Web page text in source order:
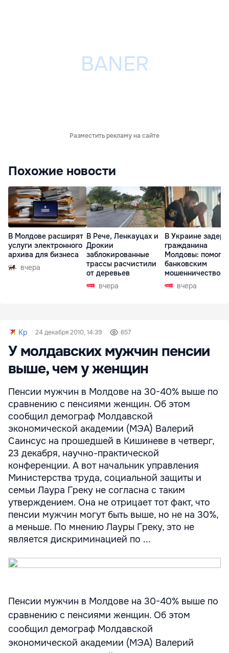
Разместить рекламу на сайте
Похожие новости
В Молдове расширят
услуги электронного
архива для бизнеса
вчера
В Рече, Ленкауцах и
Дрокии
заблокированные
трассы расчистили
от деревьев
вчера
В Украине
гражданина
Молдовы:
банковским
мошенничеством
Чехиивчера
Kp 24 декабря 2010, 14:39 657
У молдавских мужчин пенсии
выше, чем у женщин
Пенсии мужчин в Молдове на 30-40% выше по
сравнению с пенсиями женщин. Об этом
сообщил демограф Молдавской
экономической академии (МЭА) Валерий
Саинсус на прошедшей в Кишиневе в четверг,
23 декабря, научно-практической
конференции. А вот начальник управления
Министерства труда, социальной защиты и
семьи Лаура Греку не согласна с таким
утверждением. Она не отрицает тот факт, что
пенсии мужчин могут быть выше, но не на 30%,
а меньше. По мнению Лауры Греку, это не
является дискриминацией по ...
Пенсии мужчин в Молдове на 30-40% выше по
сравнению с пенсиями женщин. Об этом
сообщил демограф Молдавской
экономической академии (МЭА) Валерий